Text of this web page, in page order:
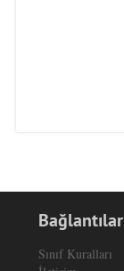
Bağlantılar
Sınıf Kuralları